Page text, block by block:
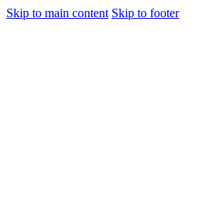
Skip to main content Skip to footer